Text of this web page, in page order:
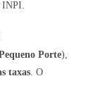
INPI.
Porte),
taxas . O